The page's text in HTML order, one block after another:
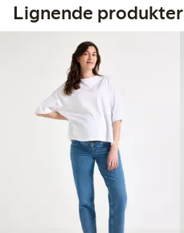
Lignende produkter